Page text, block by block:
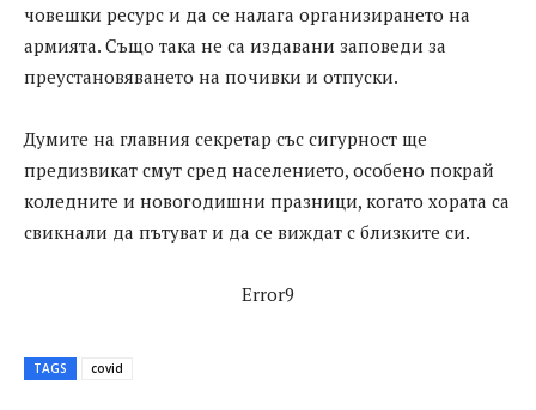
човешки ресурс и да се налага организирането на
армията. Също така не са издавани заповеди за
преустановяването на почивки и отпуски.
Думите на главния секретар със сигурност ще
предизвикат смут сред населението, особено покрай
коледните и новогодишни празници, когато хората са
свикнали да пътуват и да се виждат с близките си.
Error9
TAGS covid